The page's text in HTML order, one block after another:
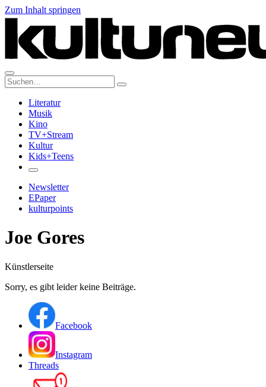
Zum Inhalt springen
Suche:
Literatur
Musik
Kino
TV+Stream
Kultur
Kids+Teens
Newsletter
EPaper
kulturpoints
Joe Gores
Künstlerseite
Sorry, es gibt leider keine Beiträge.
Facebook
Instagram
Threads